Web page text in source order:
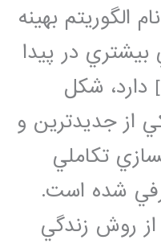
الگوريتم بهينه
بيشتري در پيدا
كردن نقاط بهينه كلي[1] دارد، شكل
از جديدترين و
تكاملي
شده است.
از روش زندگي